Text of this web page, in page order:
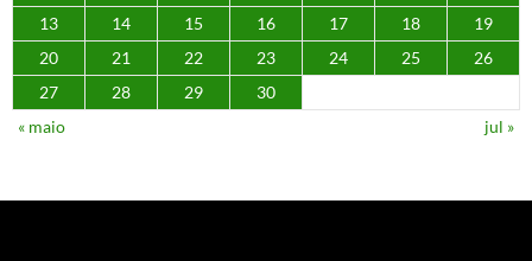
13
14 15 16 17 18
19
20
21 22 23 24 25
26
27
28 29
30
« maio
jul »